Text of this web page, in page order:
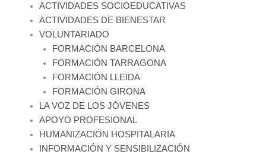
ACTIVIDADES SOCIOEDUCATIVAS
ACTIVIDADES DE BIENESTAR
VOLUNTARIADO
FORMACIÓN BARCELONA
FORMACIÓN TARRAGONA
FORMACIÓN LLEIDA
FORMACIÓN GIRONA
LA VOZ DE LOS JÓVENES
APOYO PROFESIONAL
HUMANIZACIÓN HOSPITALARIA
INFORMACIÓN Y SENSIBILIZACIÓN